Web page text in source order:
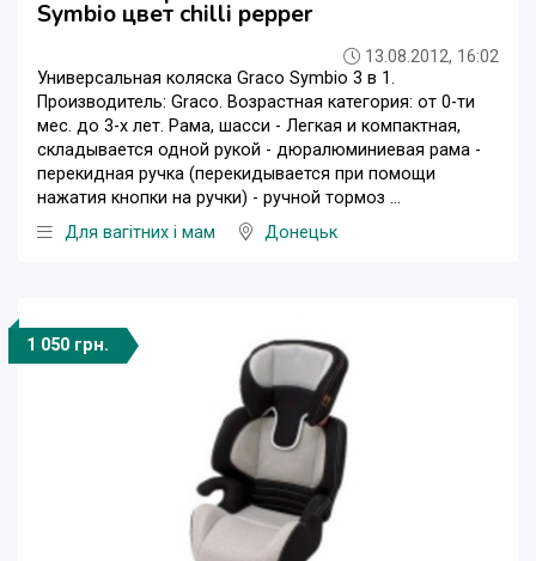
Symbio цвет chilli pepper
13.08.2012, 16:02
Универсальная коляска Graco Symbio 3 в 1.
Производитель: Graco. Возрастная категория: от 0-ти
мес. до 3-х лет. Рама, шасси - Легкая и компактная,
складывается одной рукой - дюралюминиевая рама -
перекидная ручка (перекидывается при помощи
нажатия кнопки на ручки) - ручной тормоз ...
Для вагітних і мам
Донецьк
1 050 грн.